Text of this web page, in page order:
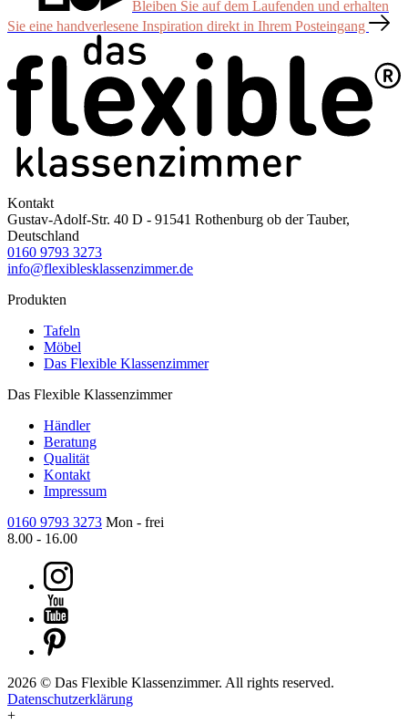
Bleiben Sie auf dem Laufenden und erhalten
Sie eine handverlesene Inspiration direkt in Ihrem Posteingang
Kontakt
Gustav-Adolf-Str. 40 D - 91541 Rothenburg ob der Tauber,
Deutschland
0160 9793 3273
info@flexiblesklassenzimmer.de
Produkten
Tafeln
Möbel
Das Flexible Klassenzimmer
Das Flexible Klassenzimmer
Händler
Beratung
Qualität
Kontakt
Impressum
0160 9793 3273 Mon - frei
8.00 - 16.00
2026 © Das Flexible Klassenzimmer. All rights reserved.
Datenschutzerklärung
+